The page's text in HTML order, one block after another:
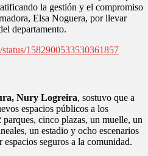
la gestión y el compromiso
Elsa Noguera, por llevar
departamento.
1582900533530361857
Nury Logreira, sostuvo que a
espacios públicos a los
cinco plazas, un muelle, un
un estadio y ocho escenarios
seguros a la comunidad.